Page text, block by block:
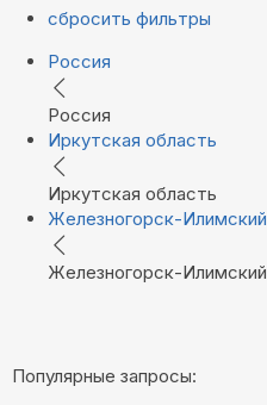
сбросить фильтры
Россия
Россия
Иркутская область
Иркутская область
Железногорск-Илимский
Железногорск-Илимский
Популярные запросы: